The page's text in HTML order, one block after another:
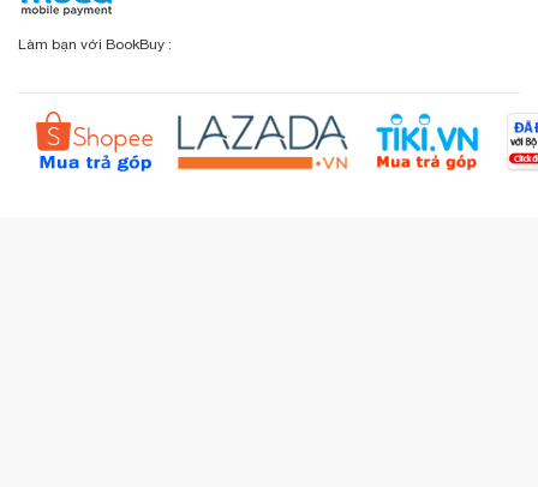
Sơ đồ đường đi
Chính sách đổi - trả
Câu hỏi thường gặp (FAQs)
Kiểm tra đơn hàng
Liên hệ BookBuy
Đặt hàng theo yêu cầu
Làm bạn với BookBuy :